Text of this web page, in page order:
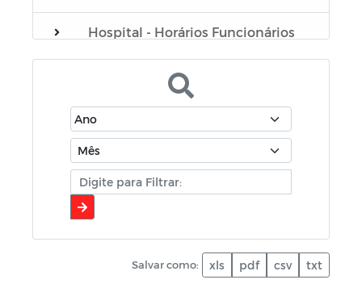
Hospital - Horários Funcionários
Plano Municipal de Educação - PME
Portarias do Gabinete
Sistema de Gerenciamento de Frotas
Contratação (covid-19)
Coronavírus
Salvar como: xls pdf csv txt